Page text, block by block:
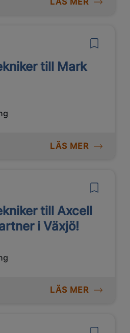
till Mark
LÄS MER
till Axcell
i Växjö!
LÄS MER